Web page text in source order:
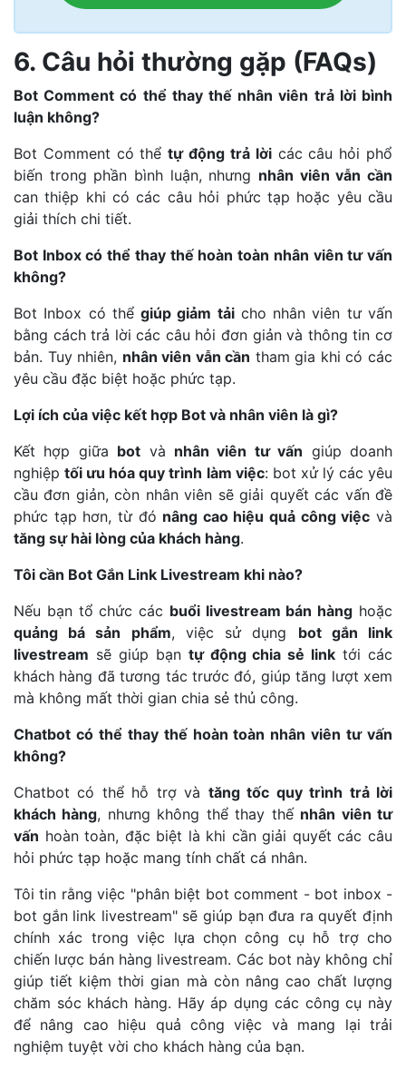
6. Câu hỏi thường gặp (FAQs)
Bot Comment có thể thay thế nhân viên trả lời bình
luận không?
Bot Comment có thểtự động trả lờicác câu hỏi phổ
biến trong phần bình luận, nhưng nhân viên vẫn cần
can thiệp khi có các câu hỏi phức tạp hoặc yêu cầu
giải thích chi tiết.
Bot Inbox có thể thay thế hoàn toàn nhân viên tư vấn
không?
Bot Inbox có thểgiúp giảm tảicho nhân viên tư vấn
bằng cách trả lời các câu hỏi đơn giản và thông tin cơ
bản. Tuy nhiên, nhân viên vẫn cần tham gia khi có các
yêu cầu đặc biệt hoặc phức tạp.
Lợi ích của việc kết hợp Bot và nhân viên là gì?
Kết hợp giữa bot và nhân viên tư vấn giúp doanh
nghiệptối ưu hóa quy trình làm việc: bot xử lý các yêu
cầu đơn giản, còn nhân viên sẽ giải quyết các vấn đề
phức tạp hơn, từ đó nâng cao hiệu quả công việc và
tăng sự hài lòng của khách hàng.
Tôi cần Bot Gắn Link Livestream khi nào?
Nếu bạn tổ chức các buổi livestream bán hàng hoặc
quảng bá sản phẩm, việc sử dụng bot gắn link
livestream sẽ giúp bạn tự động chia sẻ link tới các
khách hàng đã tương tác trước đó, giúp tăng lượt xem
mà không mất thời gian chia sẻ thủ công.
Chatbot có thể thay thế hoàn toàn nhân viên tư vấn
không?
Chatbot có thể hỗ trợ và tăng tốc quy trình trả lời
khách hàng, nhưng không thể thay thế nhân viên tư
vấn hoàn toàn, đặc biệt là khi cần giải quyết các câu
hỏi phức tạp hoặc mang tính chất cá nhân.
Tôi tin rằng việc "phân biệt bot comment - bot inbox -
bot gắn link livestream" sẽ giúp bạn đưa ra quyết định
chính xác trong việc lựa chọn công cụ hỗ trợ cho
chiến lược bán hàng livestream. Các bot này không chỉ
giúp tiết kiệm thời gian mà còn nâng cao chất lượng
chăm sóc khách hàng. Hãy áp dụng các công cụ này
để nâng cao hiệu quả công việc và mang lại trải
nghiệm tuyệt vời cho khách hàng của bạn.